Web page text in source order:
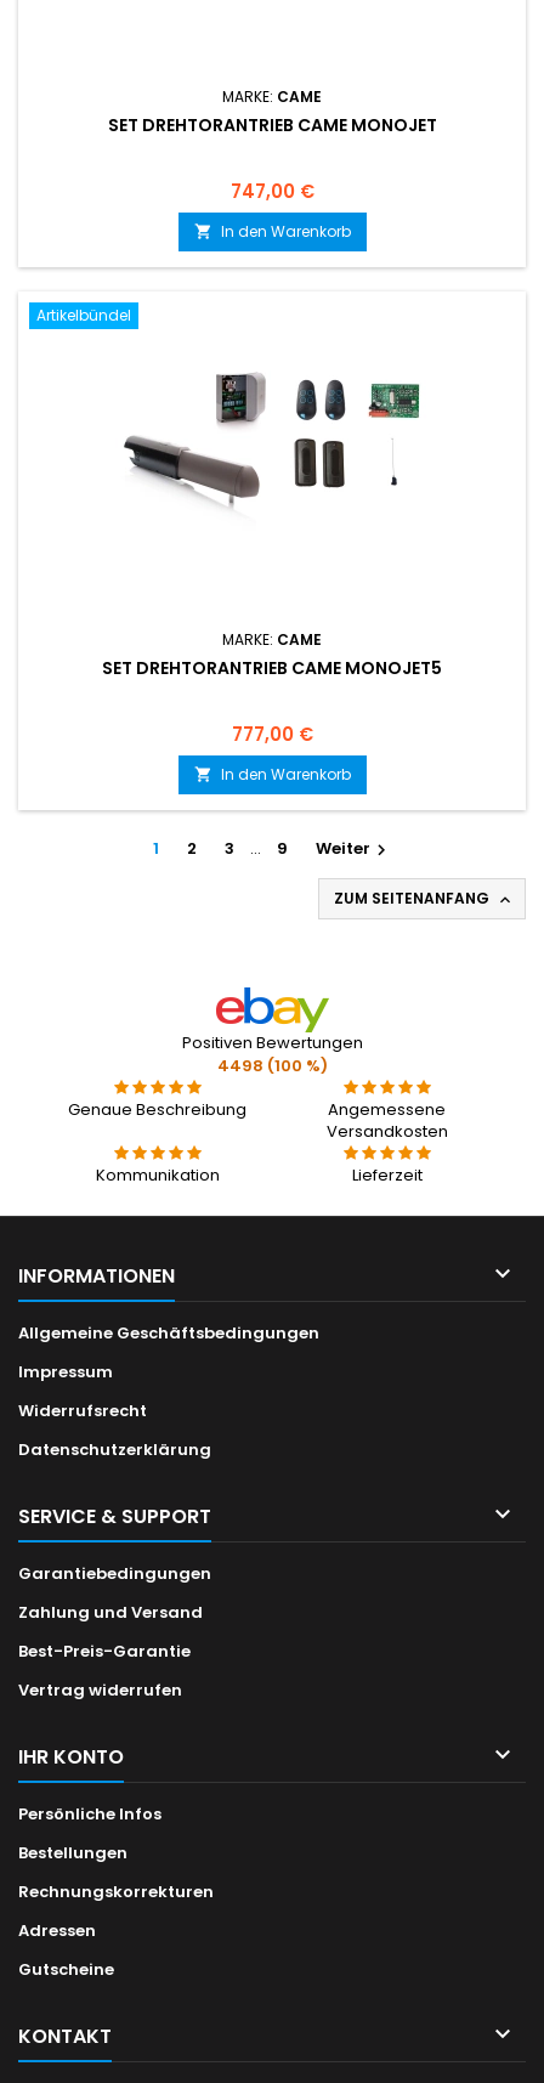
MARKE: CAME
SET DREHTORANTRIEB CAME MONOJET
Preis
747,00 €
 In den Warenkorb
Artikelbündel
MARKE: CAME
SET DREHTORANTRIEB CAME MONOJET5
Preis
777,00 €
 In den Warenkorb
1 2 3 … 9 Weiter 
ZUM SEITENANFANG 
Positiven Bewertungen
4498 (100 %)
Genaue Beschreibung
Angemessene
Versandkosten
Kommunikation
Lieferzeit
INFORMATIONEN 
Allgemeine Geschäftsbedingungen
Impressum
Widerrufsrecht
Datenschutzerklärung
SERVICE & SUPPORT 
Garantiebedingungen
Zahlung und Versand
Best-Preis-Garantie
Vertrag widerrufen
IHR KONTO 
Persönliche Infos
Bestellungen
Rechnungskorrekturen
Adressen
Gutscheine
KONTAKT 